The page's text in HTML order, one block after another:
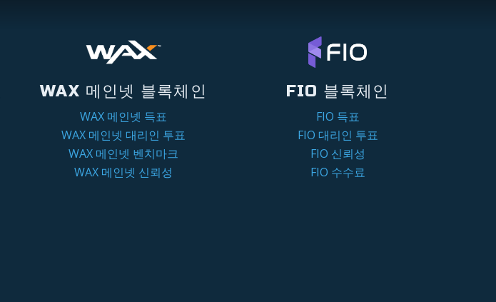
WAX 메인넷 블록체인
WAX 메인넷 득표
WAX 메인넷 대리인 투표
WAX 메인넷 벤치마크
WAX 메인넷 신뢰성
FIO 블록체인
FIO 득표
FIO 대리인 투표
FIO 신뢰성
FIO 수수료